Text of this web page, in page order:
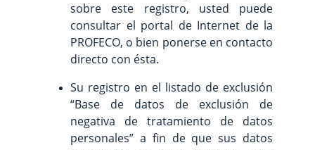
sobre este registro, usted puede
consultar el portal de Internet de la
PROFECO, o bien ponerse en contacto
directo con ésta.
Su registro en el listado de exclusión
“Base de datos de exclusión de
negativa de tratamiento de datos
personales” a fin de que sus datos